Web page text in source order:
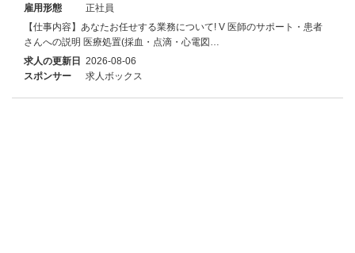
雇用形態
正社員
【仕事内容】あなたお任せする業務について! V 医師のサポート・患者
さんへの説明 医療処置(採血・点滴・心電図…
求人の更新日 2026-08-06
スポンサー
求人ボックス